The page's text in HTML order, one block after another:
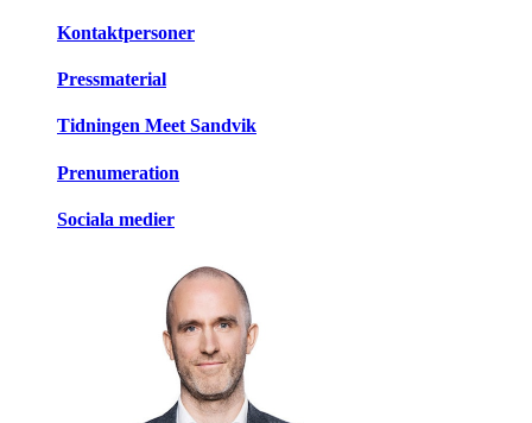
Kontaktpersoner
Pressmaterial
Tidningen Meet Sandvik
Prenumeration
Sociala medier